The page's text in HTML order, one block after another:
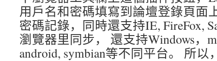
用戶名和密碼填寫到論壇登錄頁面
密碼記錄，同時還支持IE, FireFox,
瀏覽器里同步， 還支持Windows，
android, symbian等不同平台。 所